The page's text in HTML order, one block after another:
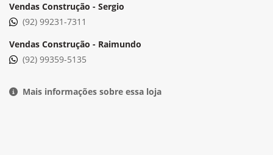
Vendas Construção - Sergio
(92) 99231-7311
Vendas Construção - Raimundo
(92) 99359-5135
Mais informações sobre essa loja